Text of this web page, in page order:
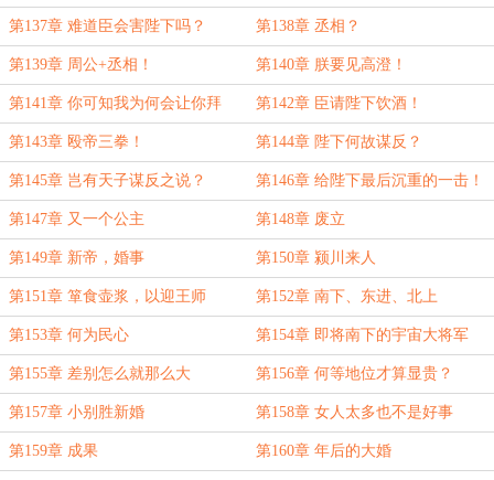
第137章 难道臣会害陛下吗？ 第138章 丞相？
第139章 周公+丞相！ 第140章 朕要见高澄！
第141章 你可知我为何会让你拜
师？
第142章 臣请陛下饮酒！
第143章 殴帝三拳！ 第144章 陛下何故谋反？
第145章 岂有天子谋反之说？ 第146章 给陛下最后沉重的一击！
第147章 又一个公主 第148章 废立
第149章 新帝，婚事 第150章 颍川来人
第151章 箪食壶浆，以迎王师 第152章 南下、东进、北上
第153章 何为民心 第154章 即将南下的宇宙大将军
第155章 差别怎么就那么大 第156章 何等地位才算显贵？
第157章 小别胜新婚 第158章 女人太多也不是好事
第159章 成果 第160章 年后的大婚